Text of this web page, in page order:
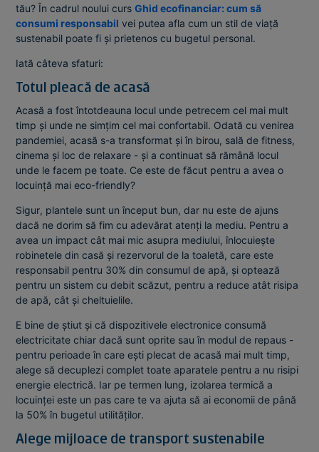
tău? În cadrul noului cursGhid ecofinanciar: cum să
consumi responsabil vei putea afla cum un stil de viață
sustenabil poate fi și prietenos cu bugetul personal.
Iată câteva sfaturi:
Totul pleacă de acasă
Acasă a fost întotdeauna locul unde petrecem cel mai mult
timp și unde ne simțim cel mai confortabil. Odată cu venirea
pandemiei, acasă s-a transformat și în birou, sală de fitness,
cinema și loc de relaxare - și a continuat să rămână locul
unde le facem pe toate. Ce este de făcut pentru a avea o
locuință mai eco-friendly?
Sigur, plantele sunt un început bun, dar nu este de ajuns
dacă ne dorim să fim cu adevărat atenți la mediu. Pentru a
avea un impact cât mai mic asupra mediului, înlocuiește
robinetele din casă și rezervorul de la toaletă, care este
responsabil pentru 30% din consumul de apă, și optează
pentru un sistem cu debit scăzut, pentru a reduce atât risipa
de apă, cât și cheltuielile.
E bine de știut și că dispozitivele electronice consumă
electricitate chiar dacă sunt oprite sau în modul de repaus -
pentru perioade în care ești plecat de acasă mai mult timp,
alege să decuplezi complet toate aparatele pentru a nu risipi
energie electrică. Iar pe termen lung, izolarea termică a
locuinței este un pas care te va ajuta să ai economii de până
la 50% în bugetul utilităților.
Alege mijloace de transport sustenabile